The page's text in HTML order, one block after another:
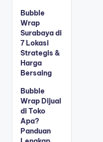
Bubble
Wrap
Surabaya di
7 Lokasi
Strategis &
Harga
Bersaing
Bubble
Wrap Dijual
di Toko
Apa?
Panduan